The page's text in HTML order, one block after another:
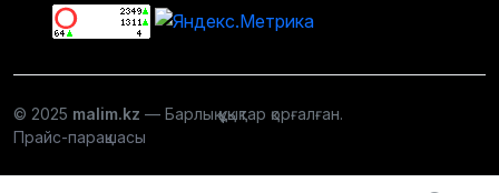
© 2025 malim.kz — Барлық құқықтар қорғалған.
Прайс-парақшасы